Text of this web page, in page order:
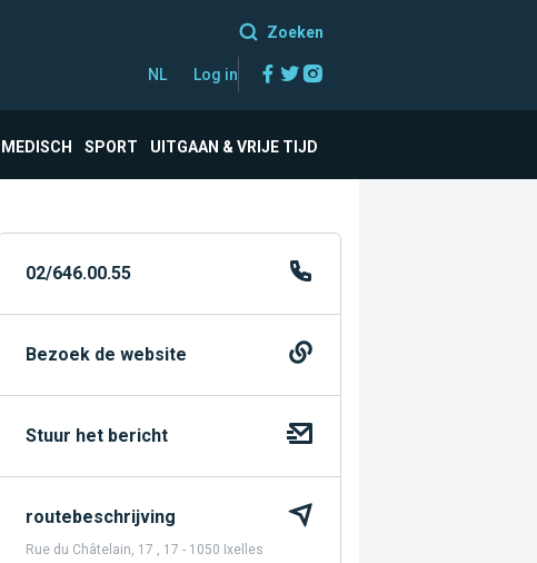
Zoeken
NL Log in Facebook
Twitter
SPORT UITGAAN & VRIJE TIJD
02/646.00.55
Bezoek de website
Stuur het bericht
routebeschrijving
Rue du Châtelain, 17 , 17 - 1050 Ixelles